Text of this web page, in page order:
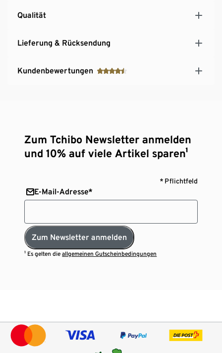
Qualität
Lieferung & Rücksendung
Kundenbewertungen
Zum Tchibo Newsletter anmelden
und 10% auf viele Artikel sparen¹
* Pflichtfeld
E-Mail-Adresse*
Zum Newsletter anmelden
¹ Es gelten dieallgemeinen Gutscheinbedingungen